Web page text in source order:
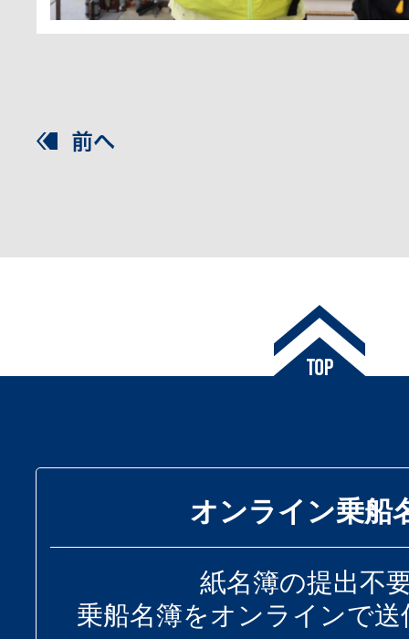
オンライン乗船
紙名簿の提出不
乗船名簿をオンラインで